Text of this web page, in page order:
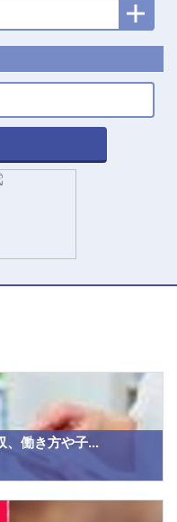
、働き方や子...